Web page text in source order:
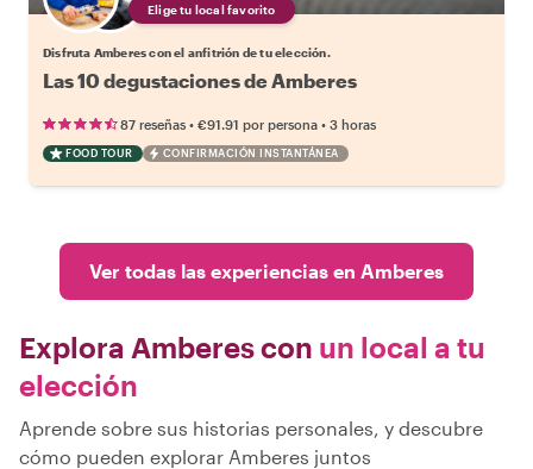
Elige tu local favorito
Disfruta Amberes con el anfitrión de tu elección.
Las 10 degustaciones de Amberes
87 reseñas • €91.91 por persona • 3 horas
FOOD TOUR CONFIRMACIÓN INSTANTÁNEA
Ver todas las experiencias en Amberes
Explora Amberes con un local a tu
elección
Aprende sobre sus historias personales, y descubre
cómo pueden explorar Amberes juntos